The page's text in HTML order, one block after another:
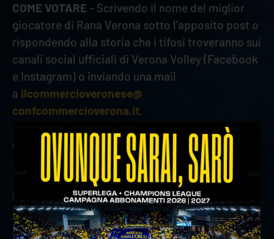
COME VOTARE - Scrivendo il nome del miglior
giocatore di Rana Verona sotto l’apposito post o
rispondendo alla storia che i tifosi troveranno sui
canali social ufficiali di Verona Volley (Facebook
e Instagram) o inviando una mail
a ilcommercioveronese@
confcommercioverona.it
QUANDO VOTARE
- Dal giorno seguente il match
fino alle 24h successive.
PUNTEGGIO E VINCITORI– Verranno assegnati 10
punti al vincitore di giornata, 6 punti al secondo
classificato e 4 al terzo. Al termine del girone